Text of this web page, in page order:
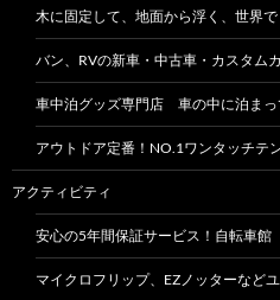
木に固定して、地面から浮く、世界
バン、RVの新車・中古車・カスタム
車中泊グッズ専門店 車の中に泊まっ
アウトドア定番！NO.1ワンタッチテ
アクティビティ
安心の5年間保証サービス！自転車館
マイクロフリップ、EZノッターなど